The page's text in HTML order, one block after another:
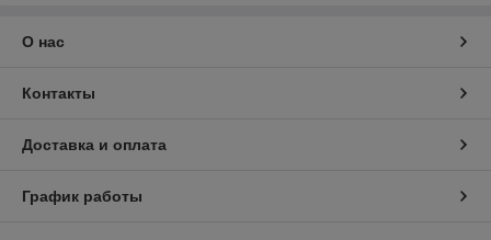
О нас
Контакты
Доставка и оплата
График работы